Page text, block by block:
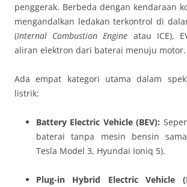
penggerak. Berbeda dengan kendaraan
mengandalkan ledakan terkontrol di
(Internal Combustion Engine atau ICE),
aliran elektron dari baterai menuju motor.
Ada empat kategori utama dalam
listrik:
Battery Electric Vehicle (BEV):
baterai tanpa mesin bensin
Tesla Model 3, Hyundai Ioniq 5).
Plug-in Hybrid Electric Vehicle